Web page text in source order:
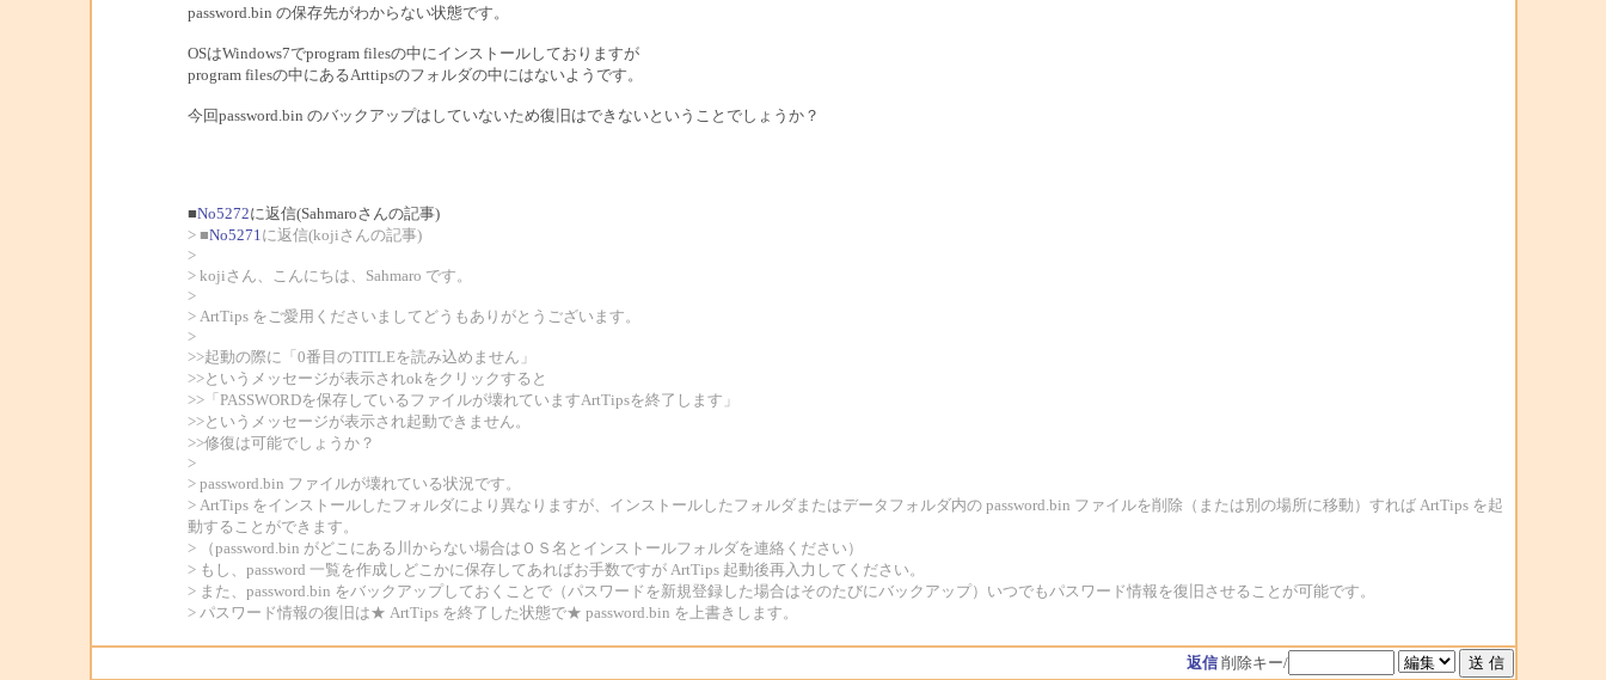
password.bin の保存先がわからない状態です。
OSはWindows7でprogram filesの中にインストールしておりますが
program filesの中にあるArttipsのフォルダの中にはないようです。
今回password.bin のバックアップはしていないため復旧はできないということでしょうか？
■No5272に返信(Sahmaroさんの記事)
> ■No5271 に返信(kojiさんの記事)
>
> kojiさん、こんにちは、Sahmaro です。
>
> ArtTips をご愛用くださいましてどうもありがとうございます。
>
>>起動の際に「0番目のTITLEを読み込めません」
>>というメッセージが表示されokをクリックすると
>>「PASSWORDを保存しているファイルが壊れていますArtTipsを終了します」
>>というメッセージが表示され起動できません。
>>修復は可能でしょうか？
>
> password.bin ファイルが壊れている状況です。
> ArtTips をインストールしたフォルダにより異なりますが、インストールしたフォルダまたはデータフォルダ内の password.bin ファイルを削除（または別の場所に移動）すれば ArtTips を起
動することができます。
> （password.bin がどこにある川からない場合はＯＳ名とインストールフォルダを連絡ください）
> もし、password 一覧を作成しどこかに保存してあればお手数ですが ArtTips 起動後再入力してください。
> また、password.bin をバックアップしておくことで（パスワードを新規登録した場合はそのたびにバックアップ）いつでもパスワード情報を復旧させることが可能です。
> パスワード情報の復旧は★ ArtTips を終了した状態で★ password.bin を上書きします。
返信 削除キー/